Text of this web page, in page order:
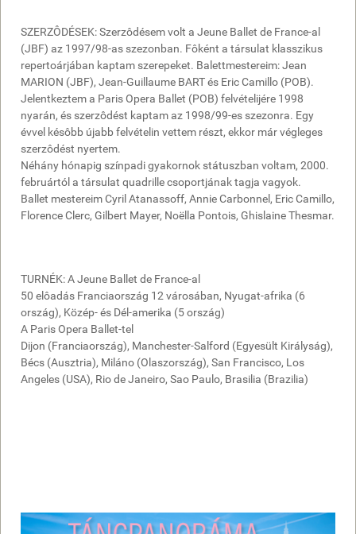
SZERZÔDÉSEK: Szerzôdésem volt a Jeune Ballet de France-al
(JBF) az 1997/98-as szezonban. Fôként a társulat klasszikus
repertoárjában kaptam szerepeket. Balettmestereim: Jean
MARION (JBF), Jean-Guillaume BART és Eric Camillo (POB).
Jelentkeztem a Paris Opera Ballet (POB) felvételijére 1998
nyarán, és szerzôdést kaptam az 1998/99-es szezonra. Egy
évvel késôbb újabb felvételin vettem részt, ekkor már végleges
szerzôdést nyertem.
Néhány hónapig színpadi gyakornok státuszban voltam, 2000.
februártól a társulat quadrille csoportjának tagja vagyok.
Ballet mestereim Cyril Atanassoff, Annie Carbonnel, Eric Camillo,
Florence Clerc, Gilbert Mayer, Noëlla Pontois, Ghislaine Thesmar.
TURNÉK: A Jeune Ballet de France-al
50 elôadás Franciaország 12 városában, Nyugat-afrika (6
ország), Közép- és Dél-amerika (5 ország)
A Paris Opera Ballet-tel
Dijon (Franciaország), Manchester-Salford (Egyesült Királyság),
Bécs (Ausztria), Miláno (Olaszország), San Francisco, Los
Angeles (USA), Rio de Janeiro, Sao Paulo, Brasilia (Brazilia)